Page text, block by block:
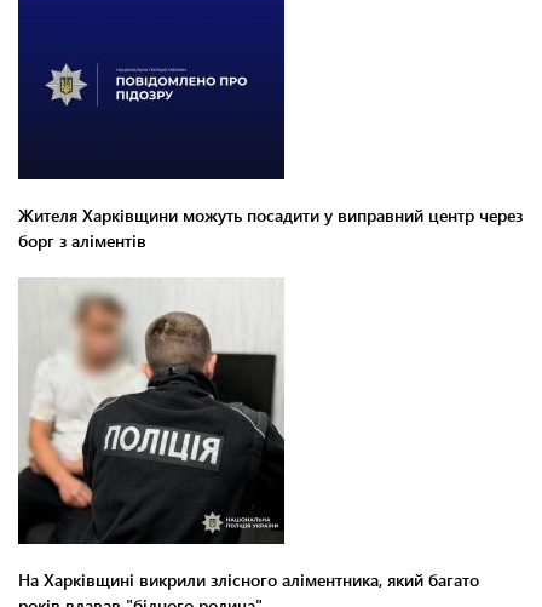
Жителя Харківщини можуть посадити у виправний центр через
борг з аліментів
На Харківщині викрили злісного аліментника, який багато